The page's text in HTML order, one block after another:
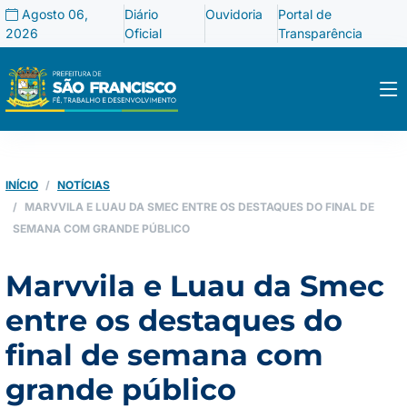
Agosto 06,
2026
Diário
Oficial
Ouvidoria
Portal de
Transparência
INÍCIO
NOTÍCIAS
MARVVILA E LUAU DA SMEC ENTRE OS DESTAQUES DO FINAL DE
SEMANA COM GRANDE PÚBLICO
Marvvila e Luau da Smec
entre os destaques do
final de semana com
grande público